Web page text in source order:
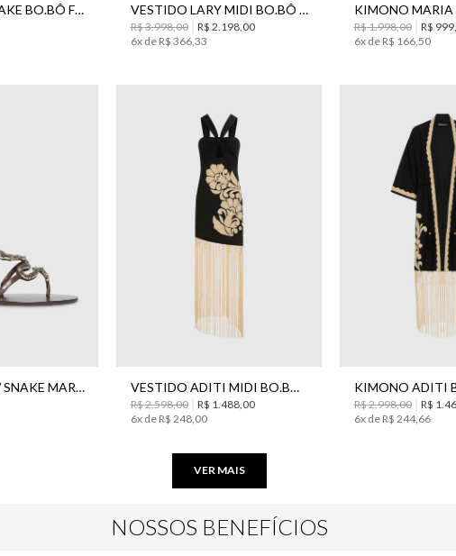
BRACELETE SNAKE BO.BÔ FEMININO VESTIDO LARY MIDI BO.BÔ FEMININO
R$3.998,00 R$ 2 198, 00
6x de R$ 366, 33
R$1.998,00 R$ 999,
6x de R$ 166, 50
RASTEIRA NEW SNAKE MARROM BO.BÔ FEMININA VESTIDO ADITI MIDI BO.BÔ FEMININO
R$2.598,00 R$ 1 488, 00
6x de R$ 248, 00
R$2.998,00 R$ 1
6x de R$ 244, 66
VER MAIS
NOSSOS BENEFÍCIOS